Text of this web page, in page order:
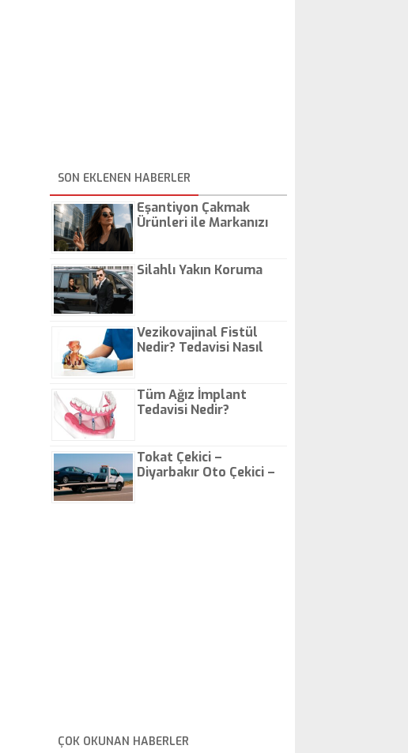
SON EKLENEN HABERLER
Eşantiyon Çakmak
Ürünleri ile Markanızı
Silahlı Yakın Koruma
Vezikovajinal Fistül
Nedir? Tedavisi Nasıl
Tüm Ağız İmplant
Tedavisi Nedir?
Tokat Çekici –
Diyarbakır Oto Çekici –
ÇOK OKUNAN HABERLER